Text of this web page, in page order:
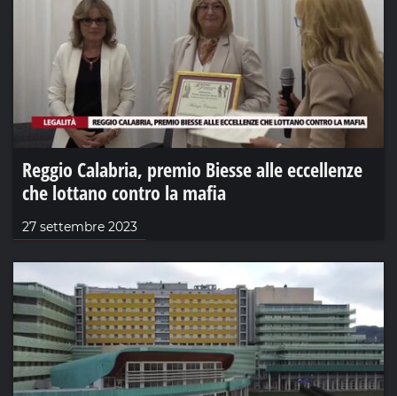
Reggio Calabria, premio Biesse alle eccellenze
che lottano contro la mafia
27 settembre 2023